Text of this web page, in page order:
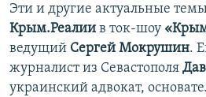
Эти и другие актуальные
Крым.Реалии в ток-шоу
ведущий Сергей Мокрушин.
журналист из Севастополя
украинский адвокат,